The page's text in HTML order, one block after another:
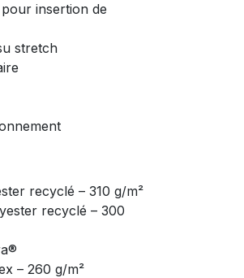
insertion de
stretch
recyclé – 310 g/m²
recyclé – 300
– 260 g/m²